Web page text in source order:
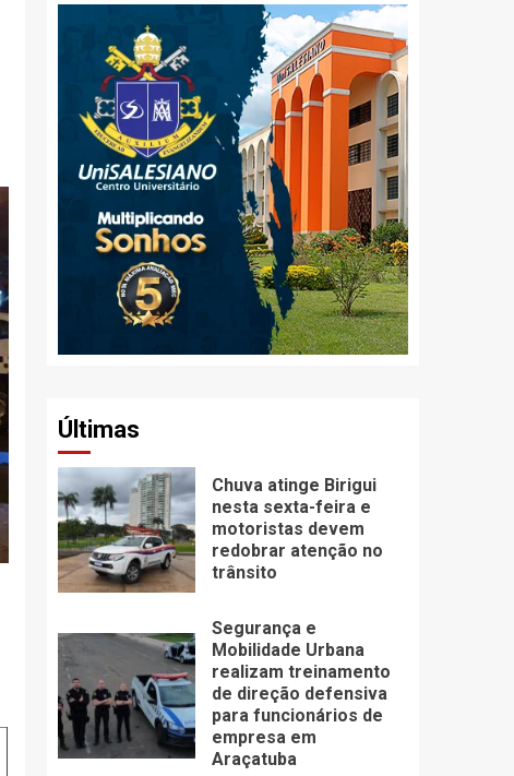
Últimas
Chuva atinge Birigui
nesta sexta-feira e
motoristas devem
redobrar atenção no
trânsito
Segurança e
Mobilidade Urbana
realizam treinamento
de direção defensiva
para funcionários de
empresa em
Araçatuba